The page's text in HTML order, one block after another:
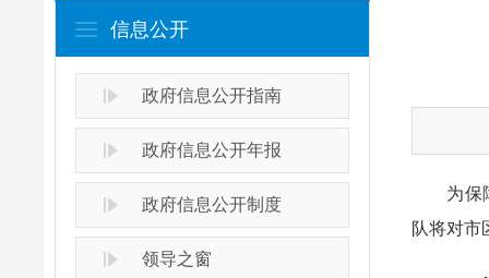
信息公开
政府信息公开指南
政府信息公开年报
政府信息公开制度
领导之窗
为保障
队将对市